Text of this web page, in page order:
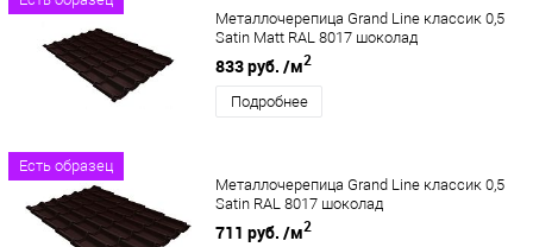
Металлочерепица Grand Line классик 0,5
Satin Matt RAL 8017 шоколад
833 руб. /м2
Подробнее
Есть образец
Металлочерепица Grand Line классик 0,5
Satin RAL 8017 шоколад
711 руб. /м2